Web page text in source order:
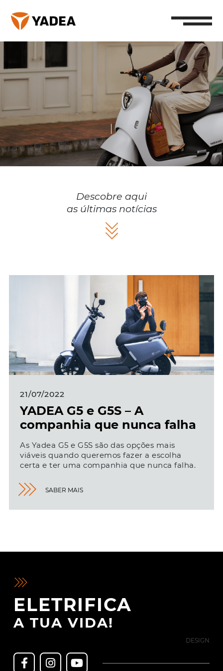
Descobre aqui
as últimas notícias
21/07/2022
YADEA G5 e G5S – A
companhia que nunca falha
As Yadea G5 e G5S são das opções mais
viáveis quando queremos fazer a escolha
certa e ter uma companhia que nunca falha.
SABER MAIS
ELETRIFICA
A TUA VIDA!
DESIGN